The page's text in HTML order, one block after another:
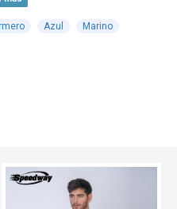
Azul Marino
TEXTTRANSPARENTE